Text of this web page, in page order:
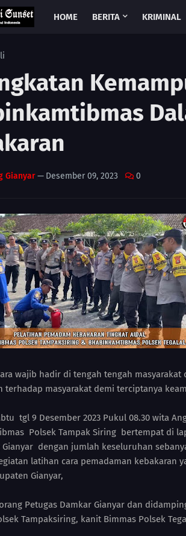
HOME BERITA KRIMINAL
Gianyar— Desember 09, 2023 0
wajib hadir di tengah tengah
terhadap masyarakat demi terciptanya
tgl 9 Desember 2023 Pukul 08.30 wita
Polsek Tampak Siring bertempat di
Gianyar dengan jumlah keseluruhan
latihan cara pemadaman kebakaran
Gianyar,
Petugas Damkar Gianyar dan
Tampaksiring, kanit Bimmas Polsek